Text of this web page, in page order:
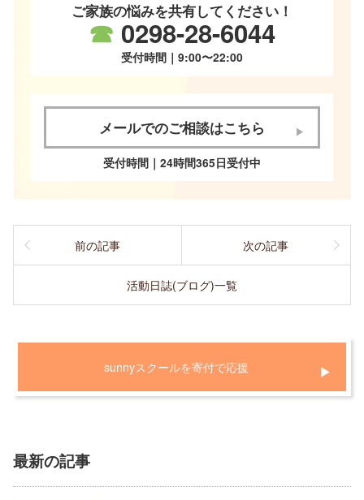
ご家族の悩みを共有してください！
☎ 0298-28-6044
受付時間｜9:00〜22:00
メールでのご相談はこちら
受付時間｜24時間365日受付中
前の記事
活動日誌(ブログ)一覧
次の記事
sunnyスクールを寄付で応援
最新の記事